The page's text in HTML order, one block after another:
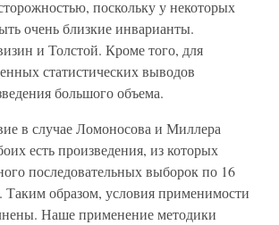
поскольку у некоторых
очень близкие инварианты.
и Толстой. Кроме того, для
статистических выводов
большого объема.
в случае Ломоносова и Миллера
есть произведения, из которых
последовательных выборок по 16
Таким образом, условия применимости
Наше применение методики